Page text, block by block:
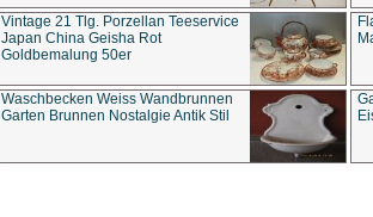
Vintage 21 Tlg. Porzellan Teeservice
Japan China Geisha Rot
Goldbemalung 50er
Waschbecken Weiss Wandbrunnen
Garten Brunnen Nostalgie Antik Stil